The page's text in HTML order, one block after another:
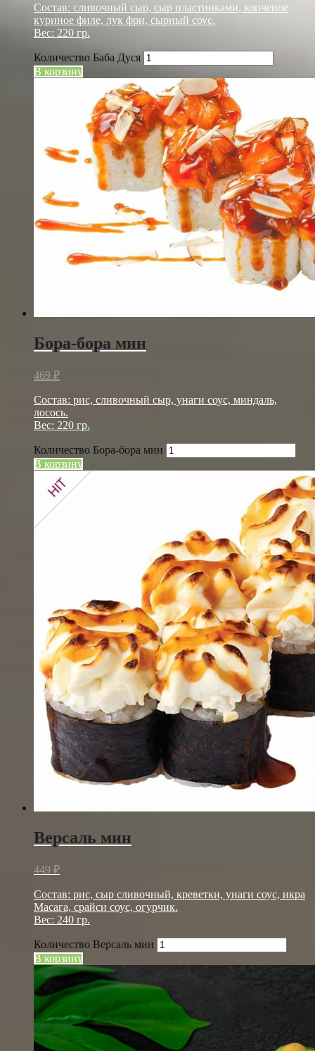
Состав: сливочный сыр, сыр пластинками, копченое
куриное филе, лук фри, сырный соус.
Вес: 220 гр.
Количество Баба Дуся
В корзину
Бора-бора мин
469 ₽
Состав: рис, сливочный сыр, унаги соус, миндаль,
лосось.
Вес: 220 гр.
Количество Бора-бора мин
В корзину
Версаль мин
449 ₽
Состав: рис, сыр сливочный, креветки, унаги соус, икра
Масага, срайси соус, огурчик.
Вес: 240 гр.
Количество Версаль мин
В корзину